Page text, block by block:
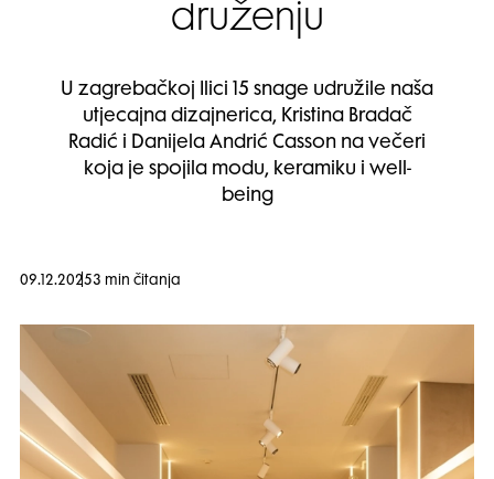
druženju
U zagrebačkoj Ilici 15 snage udružile naša
utjecajna dizajnerica, Kristina Bradač
Radić i Danijela Andrić Casson na večeri
koja je spojila modu, keramiku i well-
being
09.12.20253 min čitanja